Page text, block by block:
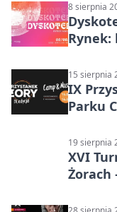
8 sierpnia
Rynek:
15 sierpnia
IX
Parku
19 sierpnia
XVI
Żorach